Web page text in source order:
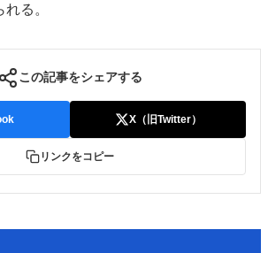
る。
この記事をシェアする
X（旧Twitter）
リンクをコピー